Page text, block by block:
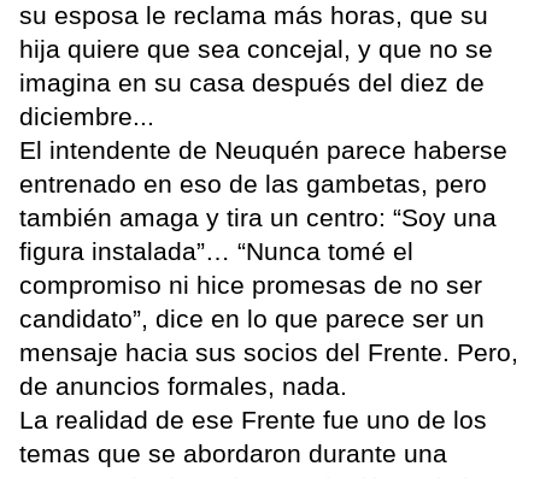
su esposa le reclama más horas, que su
hija quiere que sea concejal, y que no se
imagina en su casa después del diez de
diciembre...
El intendente de Neuquén parece haberse
entrenado en eso de las gambetas, pero
también amaga y tira un centro: “Soy una
figura instalada”… “Nunca tomé el
compromiso ni hice promesas de no ser
candidato”, dice en lo que parece ser un
mensaje hacia sus socios del Frente. Pero,
de anuncios formales, nada.
La realidad de ese Frente fue uno de los
temas que se abordaron durante una